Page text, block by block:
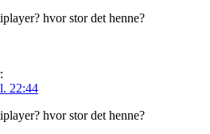
hvor stor det henne?
22:44
hvor stor det henne?